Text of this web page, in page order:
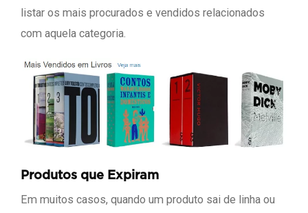
listar os mais procurados e vendidos relacionados
com aquela categoria.
Produtos que Expiram
Em muitos casos, quando um produto sai de linha ou